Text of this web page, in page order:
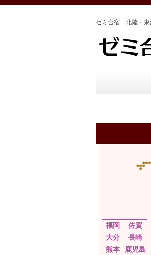
ゼミ合宿 北陸・東
福岡
佐賀
大分
長崎
熊本
鹿児島